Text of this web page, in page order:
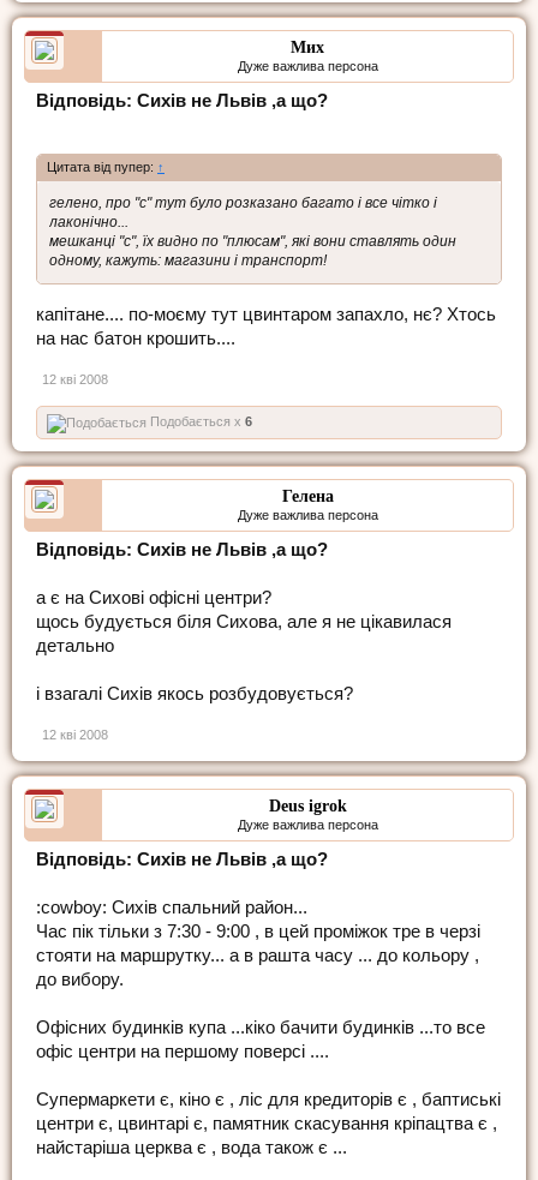
Мих
Дуже важлива персона
Відповідь: Сихів не Львів ,а що?
Цитата від пупер: ↑
гелено, про "с" тут було розказано багато і все чітко і
лаконічно...
мешканці "с", їх видно по "плюсам", які вони ставлять один
одному, кажуть: магазини і транспорт!
капітане.... по-моєму тут цвинтаром запахло, нє? Хтось
на нас батон крошить....
12 кві 2008
Подобається x 6
Гелена
Дуже важлива персона
Відповідь: Сихів не Львів ,а що?
а є на Сихові офісні центри?
щось будується біля Сихова, але я не цікавилася
детально
і взагалі Сихів якось розбудовується?
12 кві 2008
Deus igrok
Дуже важлива персона
Відповідь: Сихів не Львів ,а що?
:cowboy: Сихів спальний район...
Час пік тільки з 7:30 - 9:00 , в цей проміжок тре в черзі
стояти на маршрутку... а в рашта часу ... до кольору ,
до вибору.
Офісних будинків купа ...кіко бачити будинків ...то все
офіс центри на першому поверсі ....
Супермаркети є, кіно є , ліс для кредиторів є , баптиські
центри є, цвинтарі є, памятник скасування кріпацтва є ,
найстаріша церква є , вода також є ...